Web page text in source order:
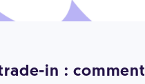
in : comment